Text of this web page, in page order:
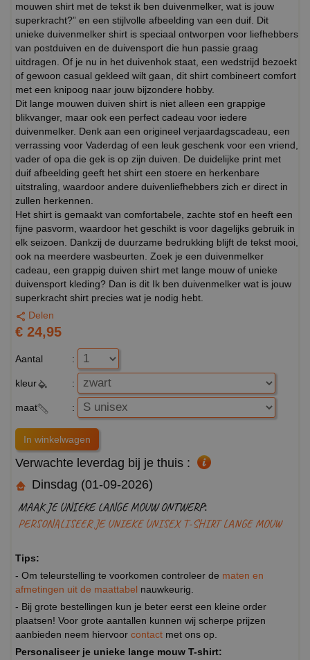
mouwen shirt met de tekst ik ben duivenmelker, wat is jouw
superkracht?” en een stijlvolle afbeelding van een duif. Dit
unieke duivenmelker shirt is speciaal ontworpen voor liefhebbers
van postduiven en de duivensport die hun passie graag
uitdragen. Of je nu in het duivenhok staat, een wedstrijd bezoekt
of gewoon casual gekleed wilt gaan, dit shirt combineert comfort
met een knipoog naar jouw bijzondere hobby.
Dit lange mouwen duiven shirt is niet alleen een grappige
blikvanger, maar ook een perfect cadeau voor iedere
duivenmelker. Denk aan een origineel verjaardagscadeau, een
verrassing voor Vaderdag of een leuk geschenk voor een vriend,
vader of opa die gek is op zijn duiven. De duidelijke print met
duif afbeelding geeft het shirt een stoere en herkenbare
uitstraling, waardoor andere duivenliefhebbers zich er direct in
zullen herkennen.
Het shirt is gemaakt van comfortabele, zachte stof en heeft een
fijne pasvorm, waardoor het geschikt is voor dagelijks gebruik in
elk seizoen. Dankzij de duurzame bedrukking blijft de tekst mooi,
ook na meerdere wasbeurten. Zoek je een duivenmelker
cadeau, een grappig duiven shirt met lange mouw of unieke
duivensport kleding? Dan is dit Ik ben duivenmelker wat is jouw
superkracht shirt precies wat je nodig hebt.
Delen
€ 24,95
Aantal :
kleur :
maat :
Verwachte leverdag bij je thuis :
Dinsdag (01-09-2026)
MAAK JE UNIEKE LANGE MOUW ONTWERP:
PERSONALISEER JE UNIEKE UNISEX T-SHIRT LANGE MOUW
Tips:
- Om teleurstelling te voorkomen controleer de maten en
afmetingen uit de maattabel nauwkeurig.
- Bij grote bestellingen kun je beter eerst een kleine order
plaatsen! Voor grote aantallen kunnen wij scherpe prijzen
aanbieden neem hiervoor contact met ons op.
Personaliseer je unieke lange mouw T-shirt: